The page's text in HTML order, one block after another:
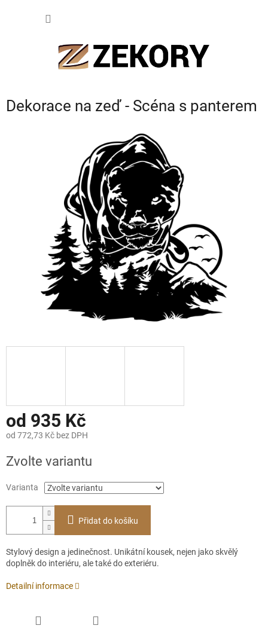
Dekorace na zeď - Scéna s panterem
od 935 Kč
od 772,73 Kč bez DPH
cena:
Zvolte variantu
Varianta
Přidat do košíku
Stylový design a jedinečnost. Unikátní kousek, nejen jako skvělý
doplněk do interiéru, ale také do exteriéru.
Detailní informace